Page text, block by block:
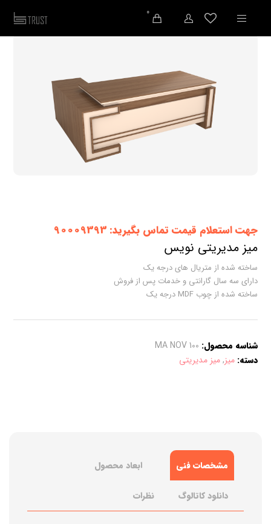
0
جهت استعلام قیمت تماس بگیرید: 90009393
میز مدیریتی نویس
ساخته شده از متریال های درجه یک
دارای سه سال گارانتی و خدمات پس از فروش
ساخته شده از چوب MDF درجه یک
شناسه محصول: MA NOV 100
دسته: میز,میز مدیریتی
مشخصات فنی ابعاد محصول
دانلود کاتالوگ نظرات